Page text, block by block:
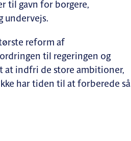
til gavn for borgere,
undervejs.
reform af
til regeringen og
at indfri de store ambitioner,
har tiden til at forberede så